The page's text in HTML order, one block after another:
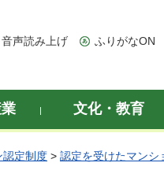
音声読み上げ ふりがなON
文化・教育
認定制度 > 認定を受けたマンシ